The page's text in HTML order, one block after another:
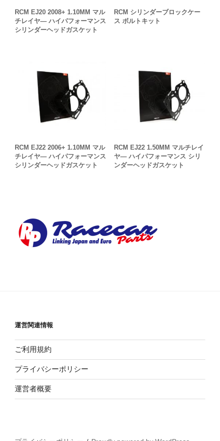
RCM EJ20 2008+ 1.10MM マル
チレイヤ― ハイパフォーマンス
シリンダーヘッドガスケット
RCM シリンダーブロックケー
ス ボルトキット
RCM EJ22 2006+ 1.10MM マル
チレイヤ― ハイパフォーマンス
シリンダーヘッドガスケット
RCM EJ22 1.50MM マルチレイ
ヤ― ハイパフォーマンス シリ
ンダーヘッドガスケット
運営関連情報
ご利用規約
プライバシーポリシー
運営者概要